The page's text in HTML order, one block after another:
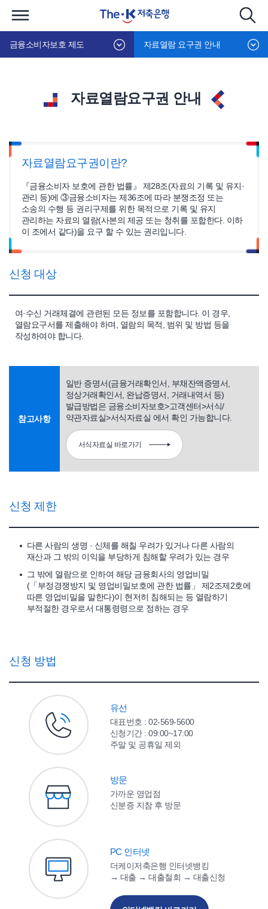
금융소비자보호 제도 자료열람 요구권 안내
자료열람요구권 안내
자료열람요구권이란?
『금융소비자 보호에 관한 법률』 제28조(자료의 기록 및 유지·
관리 등)에 ③금융소비자는 제36조에 따라 분쟁조정 또는
소송의 수행 등 권리구제를 위한 목적으로 기록 및 유지
관리하는 자료의 열람(사본의 제공 또는 청취를 포합한다. 이하
이 조에서 같다)을 요구 할 수 있는 권리입니다.
신청 대상
여·수신 거래체결에 관련된 모든 정보를 포함합니다. 이 경우,
열람요구서를 제출해야 하며, 열람의 목적, 범위 및 방법 등을
작성하여야 합니다.
참고사항
일반 증명서(금융거래확인서, 부채잔액증명서,
정상거래확인서, 완납증명서, 거래내역서 등)
발급방법은 금융소비자보호>고객센터>서식/
약관자료실>서식자료실 에서 확인 가능합니다.
서식자료실 바로가기
신청 제한
다른 사람의 생명 · 신체를 해칠 우려가 있거나 다른 사람의
재산과 그 밖의 이익을 부당하게 침해할 우려가 있는 경우
그 밖에 열람으로 인하여 해당 금융회사의 영업비밀
(「부정경쟁방지 및 영업비밀보호에 관한 법률」 제2조제2호에
따른 영업비밀을 말한다)이 현저히 침해되는 등 열람하기
부적절한 경우로서 대통령령으로 정하는 경우
신청 방법
유선
대표번호 : 02-569-5600
신청기간 : 09:00~17:00
주말 및 공휴일 제외
방문
가까운 영업점
신분증 지참 후 방문
PC 인터넷
더케이저축은행 인터넷뱅킹
→ 대출 → 대출철회 → 대출신청